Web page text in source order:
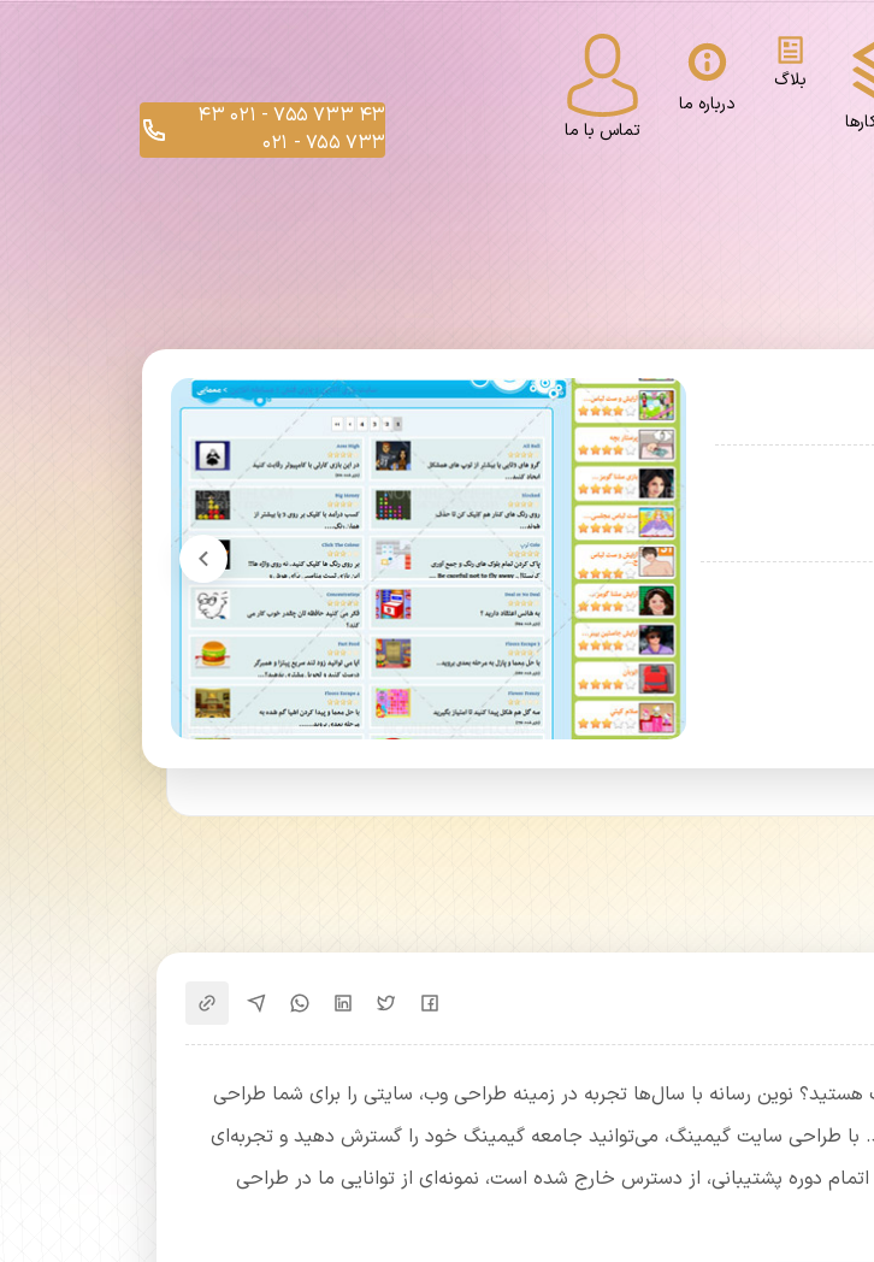
بلاگ
درباره ما
تماس با ما
43 733 755 - 021
43
733 755 - 021
هستید؟ نوین رسانه با سال‌ها تجربه در زمینه طراحی وب، سایتی را برای شما طراحی
با طراحی سایت گیمینگ، می‌توانید جامعه گیمینگ خود را گسترش دهید و تجربه‌ای
اتمام دوره پشتیبانی، از دسترس خارج شده است، نمونه‌ای از توانایی ما در طراحی